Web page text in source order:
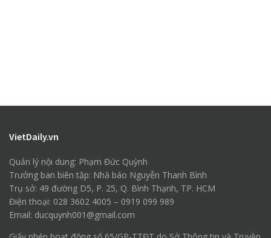
VietDaily.vn
Quản lý nội dung: Phạm Đức Quỳnh
Trưởng ban biên tập: Nhà báo Nguyễn Thanh Bình
Trụ sở: 49 đường D5, P. 25, Q. Bình Thạnh, TP. HCM
Điện thoại: 028 3602 4005 – 0919 099 989
Email: ducquynh001@gmail.com